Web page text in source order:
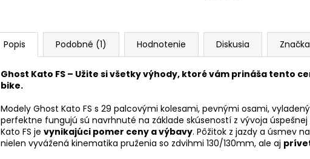
Popis Podobné (1) Hodnotenie Diskusia Značka
Ghost Kato FS – Užite si všetky výhody, ktoré vám prináša tento
bike.
Modely Ghost Kato FS s 29 palcovými kolesami, pevnými osami,
perfektne fungujú sú navrhnuté na základe skúseností z vývoja úspešnej
Kato FS je vynikajúci pomer ceny a výbavy. Pôžitok z jazdy a úsmev
nielen vyvážená kinematika pruženia so zdvihmi 130/130mm, ale aj